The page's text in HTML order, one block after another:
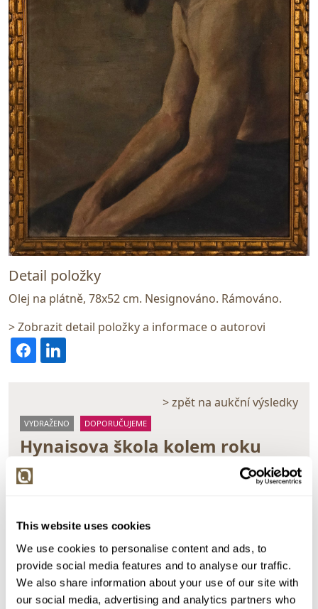
This website uses cookies
We use cookies to personalise content and ads, to
provide social media features and to analyse our traffic.
We also share information about your use of our site with
our social media, advertising and analytics partners who
Detail položky
Olej na plátně, 78x52 cm. Nesignováno. Rámováno.
> Zobrazit detail položky a informace o autorovi
> zpět na aukční výsledky
VYDRAŽENO DOPORUČUJEME
Hynaisova škola kolem roku
1900
159823. Půlakt muže
vydraženo za:
24 000 Kč
Zpět na aukční výsledky